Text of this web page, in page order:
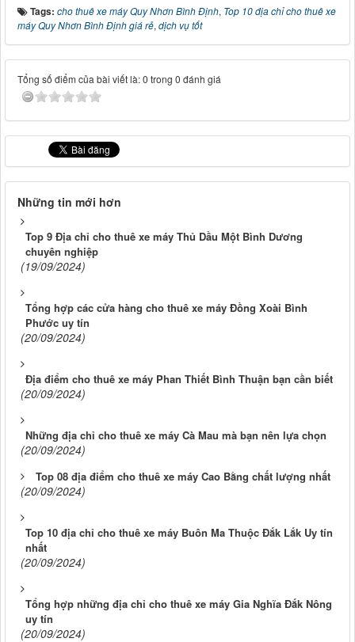
Tags: cho thuê xe máy Quy Nhơn Bình Định, Top 10 địa chỉ cho thuê xe
máy Quy Nhơn Bình Định giá rẻ, dịch vụ tốt
Tổng số điểm của bài viết là: 0 trong 0 đánh giá
Những tin mới hơn
Top 9 Địa chỉ cho thuê xe máy Thủ Dầu Một Bình Dương
chuyên nghiệp
(19/09/2024)
Tổng hợp các cửa hàng cho thuê xe máy Đồng Xoài Bình
Phước uy tín
(20/09/2024)
Địa điểm cho thuê xe máy Phan Thiết Bình Thuận bạn cần biết
(20/09/2024)
Những địa chỉ cho thuê xe máy Cà Mau mà bạn nên lựa chọn
(20/09/2024)
Top 08 địa điểm cho thuê xe máy Cao Bằng chất lượng nhất
(20/09/2024)
Top 10 địa chỉ cho thuê xe máy Buôn Ma Thuộc Đắk Lắk Uy tín
nhất
(20/09/2024)
Tổng hợp những địa chỉ cho thuê xe máy Gia Nghĩa Đắk Nông
uy tín
(20/09/2024)